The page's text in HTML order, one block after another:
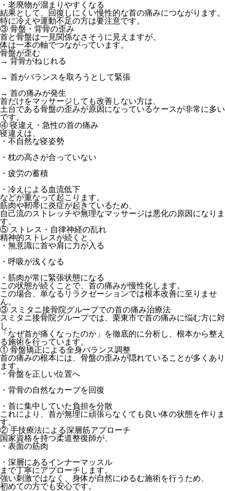
・老廃物が溜まりやすくなる
結果として、
回復しにくい慢性的な首の痛みにつながります。
特に冷えや運動不足の方は要注意です。
③ 骨盤・背骨の歪み
首と骨盤は一見関係なさそうに見えますが、
体は一本の軸でつながっています。
骨盤が歪む
→ 背骨がねじれる
→ 首がバランスを取ろうとして緊張
→ 首の痛みが発生
首だけをマッサージしても改善しない方は、
土台である骨盤の歪みが原因 になっているケースが非常に多い
です。
④ 寝違え・急性の首の痛み
寝違えは、
・不自然な寝姿勢
・枕の高さが合っていない
・疲労の蓄積
・冷えによる血流低下
などが重なって起こります。
筋肉や靭帯に炎症が起きているため、
自己流のストレッチや無理なマッサージは悪化の原因 になりま
す。
⑤ ストレス・自律神経の乱れ
精神的ストレスが続くと、
・無意識に首や肩に力が入る
・呼吸が浅くなる
・筋肉が常に緊張状態になる
この状態が続くことで、首の痛みが慢性化します。
この場合、単なるリラクゼーションでは根本改善に至りませ
ん。
③ スミタニ接骨院グループでの首の痛み治療法
スミタニ接骨院グループでは、栗東市で首の痛みに悩む方に対
し、
「なぜ首が痛くなったのか」を徹底的に分析し、根本から整え
る施術を行っています。
① 骨盤矯正による全身バランス調整
首の痛みの根本には、骨盤の歪みが隠れていることが多くあり
ます。
・骨盤を正しい位置へ
・背骨の自然なカーブを回復
・首に集中していた負担を分散
これにより、 首が無理に頑張らなくても良い体の状態を作りま
す。
② 手技療法による深層筋アプローチ
国家資格を持つ柔道整復師が、
・表面の筋肉
・深層にあるインナーマッスル
まで丁寧にアプローチします。
強い刺激ではなく、 身体が自然にゆるむ施術を行うため、
初めての方でも安心です。